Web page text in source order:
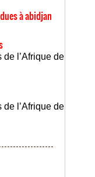
à abidjan
l’Afrique de
l’Afrique de